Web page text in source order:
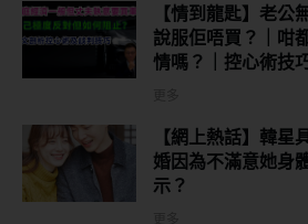
【情到龍匙】老公
說服佢唔買？｜咁
情嗎？｜控心術技
【網上熱話】韓星
婚因為不滿意她身
示？